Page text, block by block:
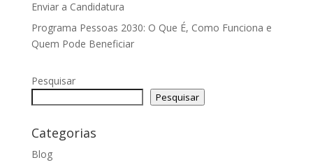
Enviar a Candidatura
Programa Pessoas 2030: O Que É, Como Funciona e
Quem Pode Beneficiar
Pesquisar
Pesquisar
Categorias
Blog